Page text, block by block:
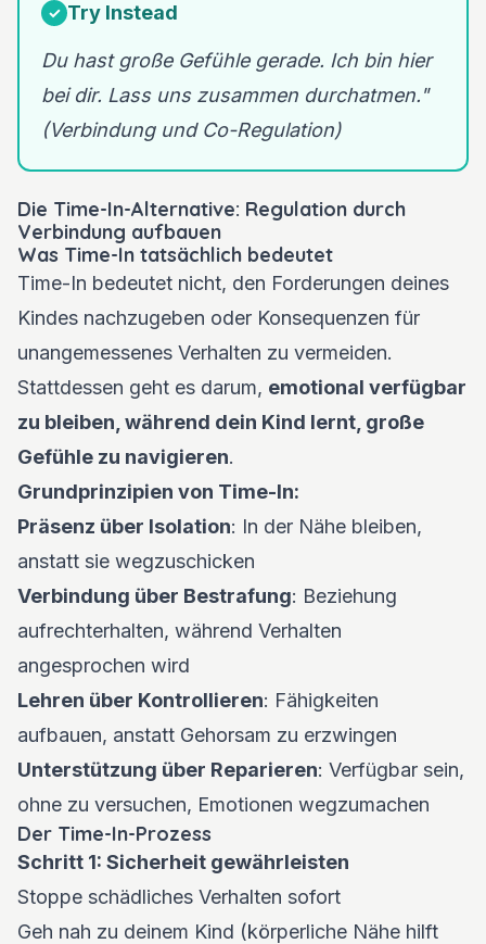
✓ Try Instead
Du hast große Gefühle gerade. Ich bin hier
bei dir. Lass uns zusammen durchatmen."
(Verbindung und Co-Regulation)
Die Time-In-Alternative: Regulation durch
Verbindung aufbauen
Was Time-In tatsächlich bedeutet
Time-In bedeutet nicht, den Forderungen deines
Kindes nachzugeben oder Konsequenzen für
unangemessenes Verhalten zu vermeiden.
Stattdessen geht es darum, emotional verfügbar
zu bleiben, während dein Kind lernt, große
Gefühle zu navigieren.
Grundprinzipien von Time-In:
Präsenz über Isolation: In der Nähe bleiben,
anstatt sie wegzuschicken
Verbindung über Bestrafung: Beziehung
aufrechterhalten, während Verhalten
angesprochen wird
Lehren über Kontrollieren: Fähigkeiten
aufbauen, anstatt Gehorsam zu erzwingen
Unterstützung über Reparieren: Verfügbar sein,
ohne zu versuchen, Emotionen wegzumachen
Der Time-In-Prozess
Schritt 1: Sicherheit gewährleisten
Stoppe schädliches Verhalten sofort
Geh nah zu deinem Kind (körperliche Nähe hilft